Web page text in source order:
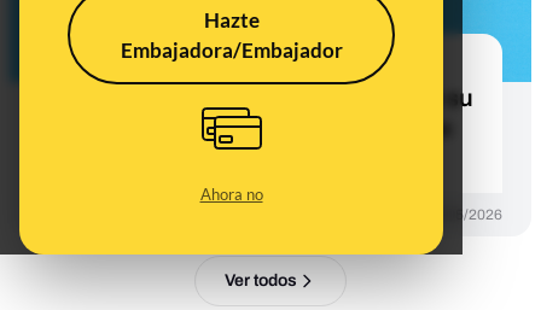
Hazte
Embajadora/Embajador
Ahora no
No se hicieron PCR a todos los
pasajeros de MV Hondius antes de su
desembarco en Canarias, pero sí se
monitorizaron sus síntomas
20/05/2026
Ver todos